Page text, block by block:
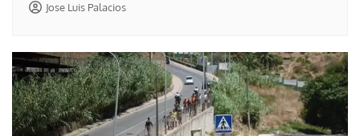
Jose Luis Palacios